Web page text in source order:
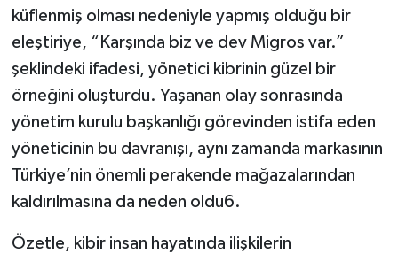
küflenmiş olması nedeniyle yapmış olduğu bir
eleştiriye, “Karşında biz ve dev Migros var.”
şeklindeki ifadesi, yönetici kibrinin güzel bir
örneğini oluşturdu. Yaşanan olay sonrasında
yönetim kurulu başkanlığı görevinden istifa eden
yöneticinin bu davranışı, aynı zamanda markasının
Türkiye’nin önemli perakende mağazalarından
kaldırılmasına da neden oldu6.
Özetle, kibir insan hayatında ilişkilerin